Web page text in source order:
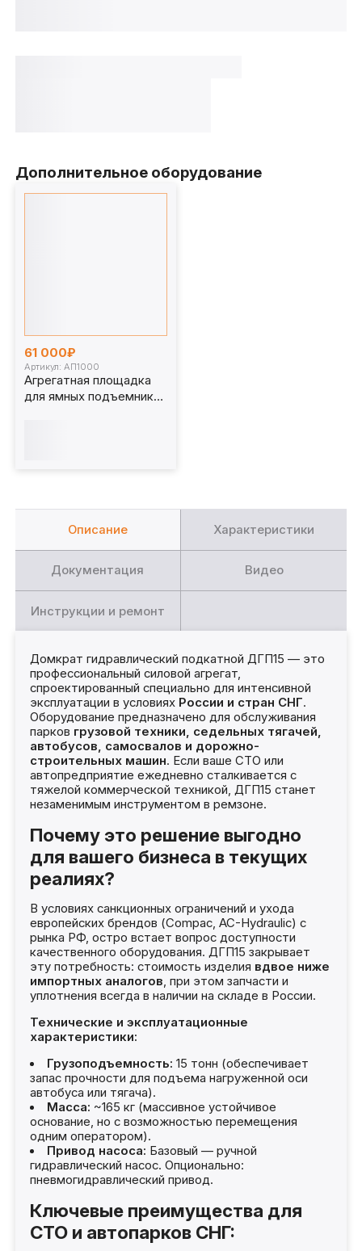
Дополнительное оборудование
61 000₽
Артикул: АП1000
Агрегатная площадка
для ямных подъемников
Описание Характеристики
Документация Видео
Инструкции и ремонт
Домкрат гидравлический подкатной ДГП15 — это
профессиональный силовой агрегат,
спроектированный специально для интенсивной
эксплуатации в условиях России и стран СНГ.
Оборудование предназначено для обслуживания
парков грузовой техники, седельных тягачей,
автобусов, самосвалов и дорожно-
строительных машин. Если ваше СТО или
автопредприятие ежедневно сталкивается с
тяжелой коммерческой техникой, ДГП15 станет
незаменимым инструментом в ремзоне.
Почему это решение выгодно
для вашего бизнеса в текущих
реалиях?
В условиях санкционных ограничений и ухода
европейских брендов (Compac, AC-Hydraulic) с
рынка РФ, остро встает вопрос доступности
качественного оборудования. ДГП15 закрывает
эту потребность: стоимость изделия вдвое ниже
импортных аналогов, при этом запчасти и
уплотнения всегда в наличии на складе в России.
Технические и эксплуатационные
характеристики:
Грузоподъемность: 15 тонн (обеспечивает
запас прочности для подъема нагруженной оси
автобуса или тягача).
Масса: ~165 кг (массивное устойчивое
основание, но с возможностью перемещения
одним оператором).
Привод насоса: Базовый — ручной
гидравлический насос. Опционально:
пневмогидравлический привод.
Ключевые преимущества для
СТО и автопарков СНГ: